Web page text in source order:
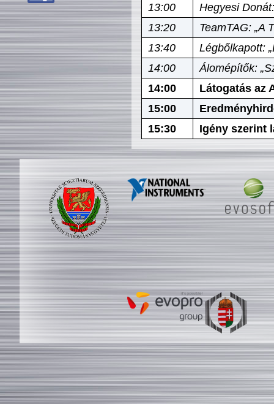
13:00
Hegyesi
13:20
TeamTAG: „A
13:40
Légbőlkapott:
14:00
Álomépítők:
14:00
Látogatás az
15:00
15:30
Igény szerint